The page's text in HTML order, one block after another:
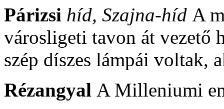
Párizsi híd, Szajna-híd A
városligeti tavon át vezető
szép díszes lámpái voltak,
Rézangyal A Milleniumi